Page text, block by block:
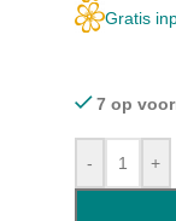
Gratis
7 op
- +